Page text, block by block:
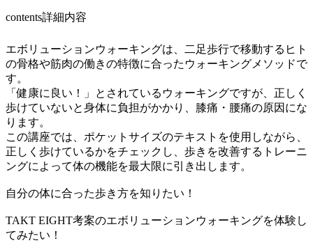
contents詳細内容
エボリューションウォーキングは、二足歩行で移動するヒト
の骨格や筋肉の働きの特徴に合ったウォーキングメソッドで
す。
「健康に良い！」とされているウォーキングですが、正しく
歩けていないと身体に負担がかかり、膝痛・腰痛の原因にな
ります。
この講座では、ポケットサイズのテキストを使用しながら、
正しく歩けているかをチェックし、歩きを改善するトレーニ
ングによって体の機能を最大限に引き出します。
自分の体に合った歩き方を知りたい！
TAKT EIGHT考案のエボリューションウォーキングを体験し
てみたい！